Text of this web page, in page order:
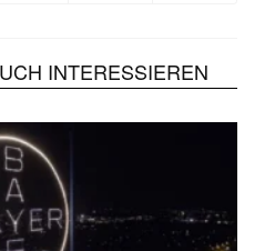
INTERESSIEREN